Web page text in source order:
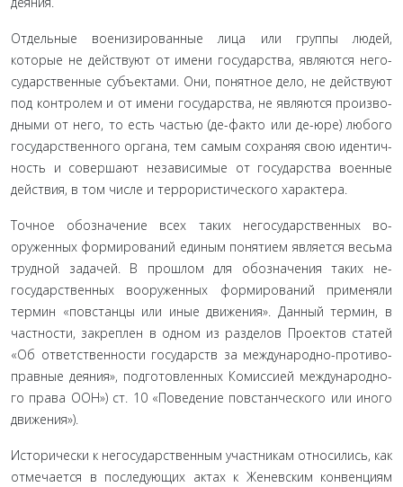
Отдельные военизированные лица или группы людей,
которые не действуют от имени государства, являются него­
сударственные субъектами. Они, понятное дело, не действуют
под контролем и от имени государства, не являются произво­
дными от него, то есть частью (де-факто или де-юре) любого
государственного органа, тем самым сохраняя свою идентич­
ность и совершают независимые от государства военные
дей­ствия, в том числе и террористического характера.
Точное обозначение всех таких негосударственных во­
оруженных формирований единым понятием является весь­ма
трудной задачей. В прошлом для обозначения таких не­
государственных вооруженных формирований применяли
термин «повстанцы или иные движения». Данный термин, в
частности, закреплен в одном из разделов Проектов статей
«Об ответственности государств за международно-противо­
правные деяния», подготовленных Комиссией международно­
го права ООН») ст. 10 «Поведение повстанческого или иного
движения»).
Исторически к негосударственным участникам относи­лись, как
отмечается в последующих актах к Женевским кон­венциям